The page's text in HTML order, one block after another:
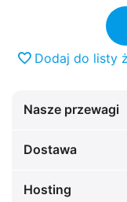
Dodaj do listy
Nasze przewagi
Dostawa
Hosting